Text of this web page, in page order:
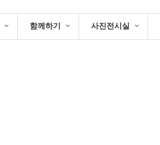
함께하기 사진전시실